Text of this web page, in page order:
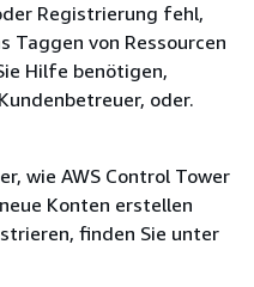
Registrierung fehl,
Taggen von Ressourcen
Hilfe benötigen,
oder.
wie AWS Control Tower
Konten erstellen
finden Sie unter